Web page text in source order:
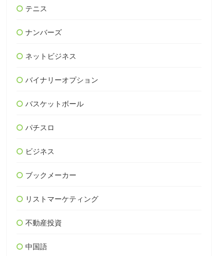
テニス
ナンバーズ
ネットビジネス
バイナリーオプション
バスケットボール
パチスロ
ビジネス
ブックメーカー
リストマーケティング
不動産投資
中国語